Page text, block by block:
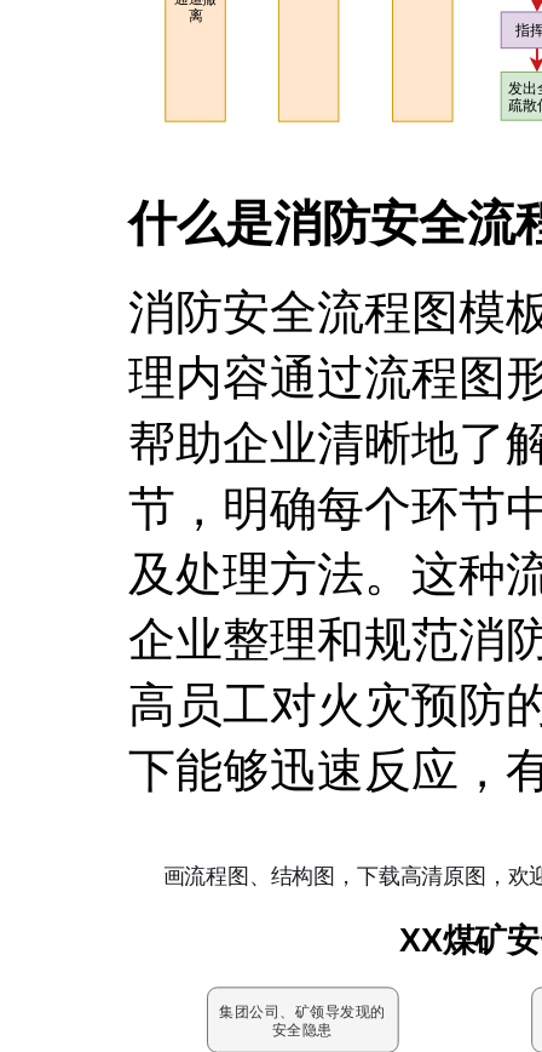
什么是消防安全流
消防安全流程图模
理内容通过流程图
帮助企业清晰地了
节，明确每个环节
及处理方法。这种
企业整理和规范消
高员工对火灾预防
下能够迅速反应，